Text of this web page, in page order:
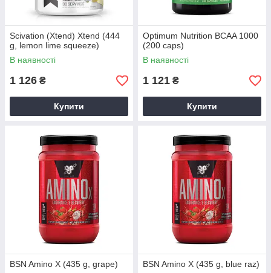
Scivation (Xtend) Xtend (444
g, lemon lime squeeze)
В наявності
1 126 ₴
Купити
Optimum Nutrition BCAA 1000
(200 caps)
В наявності
1 121 ₴
Купити
BSN Amino X (435 g, grape)
BSN Amino X (435 g, blue raz)